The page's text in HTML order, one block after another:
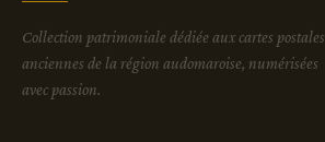
Collection patrimoniale dédiée aux cartes postales
anciennes de la région audomaroise, numérisées
avec passion.